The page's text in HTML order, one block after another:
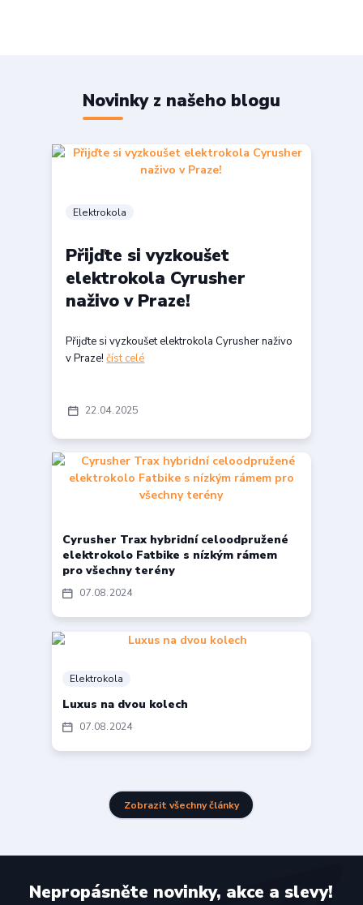
Novinky z našeho blogu
22 04 2025
Elektrokola
Přijďte si vyzkoušet
elektrokola Cyrusher
naživo v Praze!
Přijďte si vyzkoušet elektrokola Cyrusher naživo
v Praze!číst celé
07 08 2024
Cyrusher Trax hybridní celoodpružené
elektrokolo Fatbike s nízkým rámem
pro všechny terény
07 08 2024
Elektrokola
Luxus na dvou kolech
Zobrazit všechny články
Nepropásněte novinky, akce a slevy!